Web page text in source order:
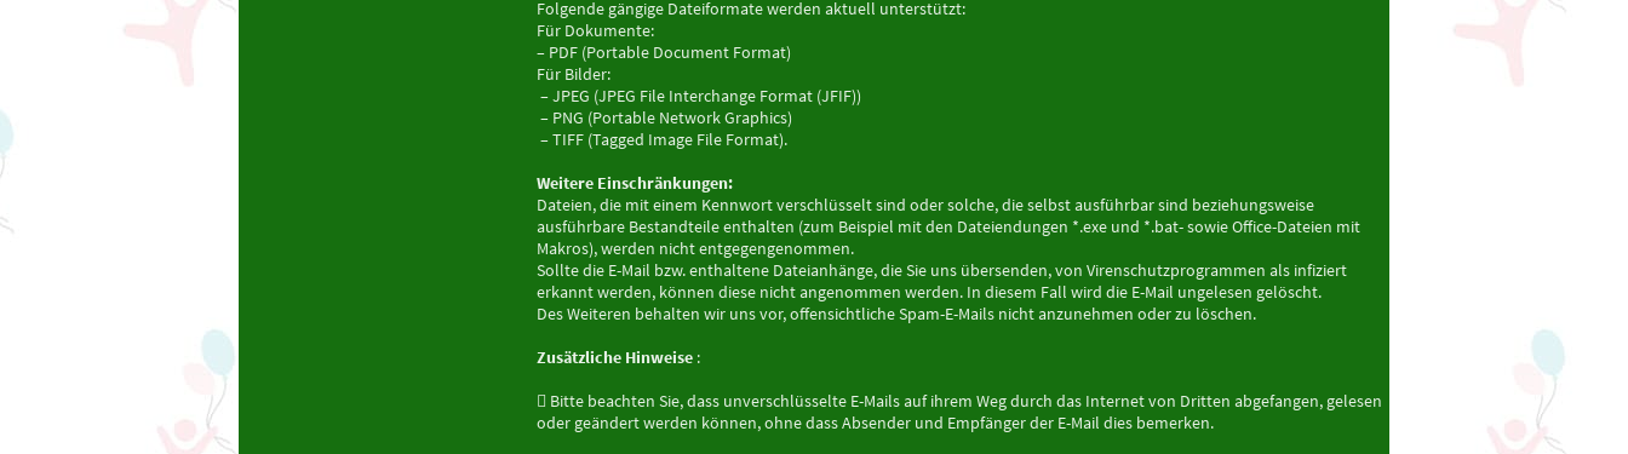
Folgende gängige Dateiformate werden aktuell unterstützt:
Für Dokumente:
– PDF (Portable Document Format)
Für Bilder:
– JPEG (JPEG File Interchange Format (JFIF))
– PNG (Portable Network Graphics)
– TIFF (Tagged Image File Format).
Weitere Einschränkungen:
Dateien, die mit einem Kennwort verschlüsselt sind oder solche, die selbst ausführbar sind beziehungsweise
ausführbare Bestandteile enthalten (zum Beispiel mit den Dateiendungen *.exe und *.bat- sowie Office-Dateien mit
Makros), werden nicht entgegengenommen.
Sollte die E-Mail bzw. enthaltene Dateianhänge, die Sie uns übersenden, von Virenschutzprogrammen als infiziert
erkannt werden, können diese nicht angenommen werden. In diesem Fall wird die E-Mail ungelesen gelöscht.
Des Weiteren behalten wir uns vor, offensichtliche Spam-E-Mails nicht anzunehmen oder zu löschen.
Zusätzliche Hinweise:
 Bitte beachten Sie, dass unverschlüsselte E-Mails auf ihrem Weg durch das Internet von Dritten abgefangen, gelesen
oder geändert werden können, ohne dass Absender und Empfänger der E-Mail dies bemerken.